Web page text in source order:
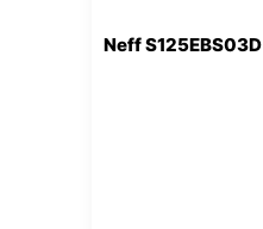
Neff S125EBS03D